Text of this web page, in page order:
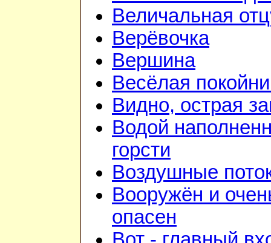
Величальная
Верёвочка
Вершина
Весёлая
Видно, острая
Водой
горсти
Воздушные
Вооружён и
опасен